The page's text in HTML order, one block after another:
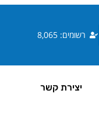
רשומים: 8,065
יצירת קשר